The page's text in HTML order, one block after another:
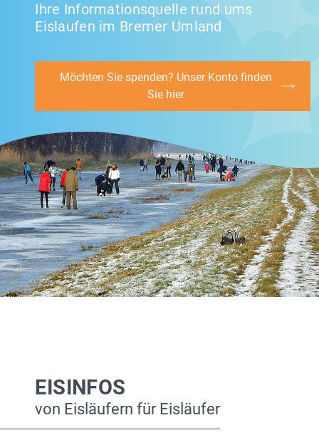
Ihre Informationsquelle rund ums
Eislaufen im Bremer Umland
Möchten Sie spenden? Unser Konto finden
Sie hier
EISINFOS
von Eisläufern für Eisläufer